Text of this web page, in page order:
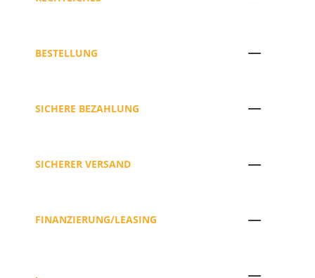
BESTELLUNG
SICHERE BEZAHLUNG
SICHERER VERSAND
FINANZIERUNG/LEASING
.